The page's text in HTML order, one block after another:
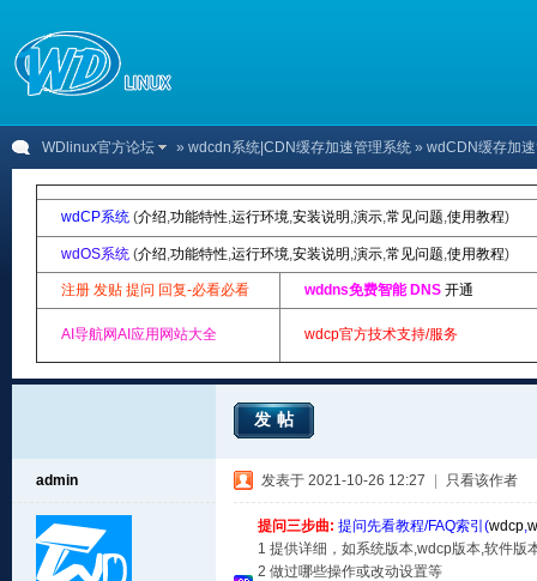
WDlinux官方论坛 » wdcdn系统|CDN缓存加速管理系统 » wdCDN缓存加
wdCP系统 (介绍,功能特性,运行环境,安装说明 ,演示,常见问题,使用教程)
wdOS系统 (介绍,功能特性,运行环境,安装说明 ,演示,常见问题,使用教程)
注册 发贴 提问 回复-必看必看 wddns免费智能 DNS 开通
AI导航网AI应用网站大全 wdcp官方技术支持/服务
发帖
admin 发表于 2021-10-26 12:27 只看该作者
提问三步曲: 提问先看教程/FAQ索引(wdcp,
1 提供详细，如系统版本,wdcp版本,软件版
2 做过哪些操作或改动设置等